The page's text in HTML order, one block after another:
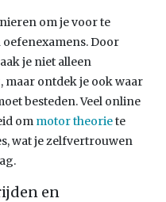
om je voor te
Door
je niet alleen
ontdek je ook waar
besteden. Veel online
om motor theoriete
wat je zelfvertrouwen
en